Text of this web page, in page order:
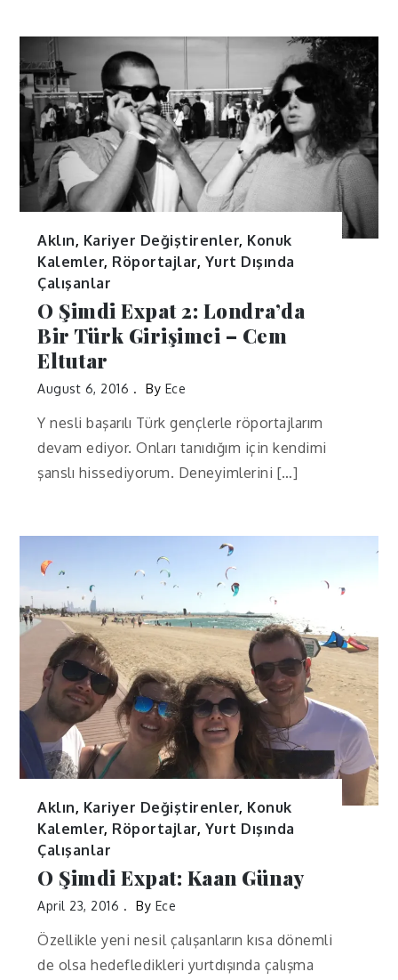
Aklın, Kariyer Değiştirenler, Konuk
Kalemler, Röportajlar, Yurt Dışında
Çalışanlar
O Şimdi Expat 2: Londra’da
Bir Türk Girişimci – Cem
Eltutar
August 6, 2016 By Ece
Y nesli başarılı Türk gençlerle röportajlarım
devam ediyor. Onları tanıdığım için kendimi
şanslı hissediyorum. Deneyimlerini […]
Aklın, Kariyer Değiştirenler, Konuk
Kalemler, Röportajlar, Yurt Dışında
Çalışanlar
O Şimdi Expat: Kaan Günay
April 23, 2016 By Ece
Özellikle yeni nesil çalışanların kısa dönemli
de olsa hedefledikleri yurtdışında çalışma